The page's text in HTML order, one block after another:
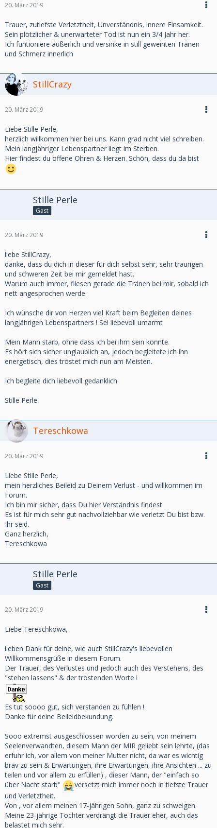
20. März 2019
Trauer, zutiefste Verletztheit, Unverständnis, innere Einsamkeit.
Sein plötzlicher & unerwarteter Tod ist nun ein 3/4 Jahr her.
Ich funtioniere äußerlich und versinke in still geweinten Tränen
und Schmerz innerlich
StillCrazy
20. März 2019
Liebe Stille Perle,
herzlich willkommen hier bei uns. Kann grad nicht viel schreiben.
Mein langjähriger Lebenspartner liegt im Sterben.
Hier findest du offene Ohren & Herzen. Schön, dass du da bist
Stille Perle
Gast
20. März 2019
liebe StillCrazy,
danke, dass du dich in dieser für dich selbst sehr, sehr traurigen
und schweren Zeit bei mir gemeldet hast.
Warum auch immer, fliesen gerade die Tränen bei mir, sobald ich
nett angesprochen werde.
Ich wünsche dir von Herzen viel Kraft beim Begleiten deines
langjährigen Lebenspartners ! Sei liebevoll umarmt
Mein Mann starb, ohne dass ich bei ihm sein konnte.
Es hört sich sicher unglaublich an, jedoch begleitete ich ihn
energetisch, dies tröstet mich nun am Meisten.
Ich begleite dich liebevoll gedanklich
Stille Perle
Tereschkowa
20. März 2019
Liebe Stille Perle,
mein herzliches Beileid zu Deinem Verlust - und willkommen im
Forum.
Ich bin mir sicher, dass Du hier Verständnis findest
Es ist für mich sehr gut nachvollziehbar wie verletzt Du bist bzw.
Ihr seid.
Ganz herzlich,
Tereschkowa
Stille Perle
Gast
20. März 2019
Liebe Tereschkowa,
lieben Dank für deine, wie auch StillCrazy's liebevollen
Willkommensgrüße in diesem Forum.
Der Trauer, des Verlustes und jedoch auch des Verstehens, des
"stehen lassens" & der tröstenden Worte !
Es tut soooo gut, sich verstanden zu fühlen !
Danke für deine Beileidbekundung.
Sooo extremst ausgeschlossen worden zu sein, von meinem
Seelenverwandten, diesem Mann der MIR geliebt sein lehrte, (das
erfuhr ich, vor allem von meiner Mutter nicht, da war es wichtig
brav zu sein & Erwartungen, ihre Erwartungen, ihre Ansichten ... zu
teilen und vor allem zu erfüllen) , dieser Mann, der "einfach so
über Nacht starb"
versetzt mich immer noch in tiefste Trauer
und Verletztheit.
Von , vor allem meinen 17-jährigen Sohn, ganz zu schweigen.
Meine 23-jährige Tochter verdrängt die Trauer eher, auch das
belastet mich sehr.